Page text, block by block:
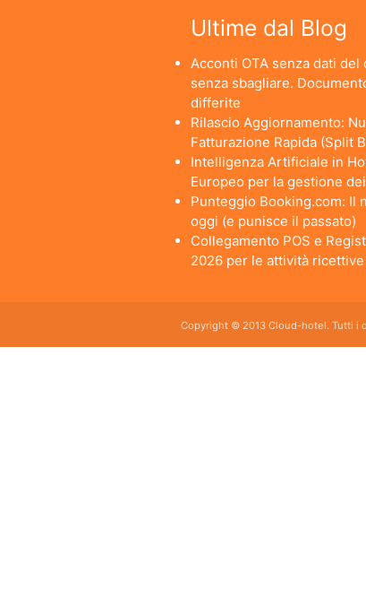
Ultime dal Blog
Acconti OTA senza dati
senza sbagliare.
differite
Rilascio Aggiornamento:
Fatturazione Rapida (Split
Intelligenza Artificiale in
Europeo per la gestione
Punteggio Booking.com: Il
oggi (e punisce il passato)
Collegamento POS e
2026 per le attività
Copyright © 2013 Cloud-hotel. Tutti i